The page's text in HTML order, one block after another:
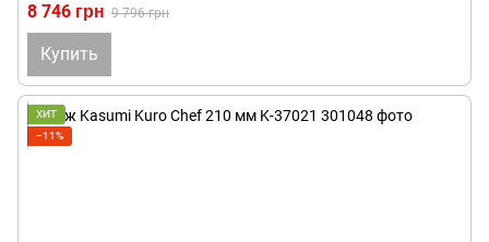
8 746 грн 9 796 грн
Купить
ХИТ
−11%